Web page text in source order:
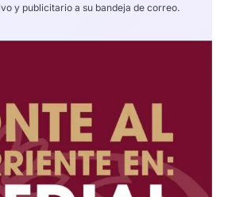
y publicitario a su bandeja de correo.